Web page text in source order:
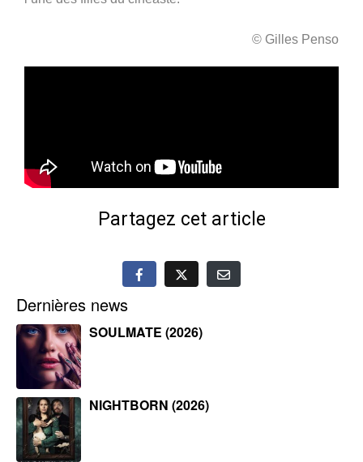
© Gilles Penso
Partagez cet article
Dernières news
SOULMATE (2026)
NIGHTBORN (2026)